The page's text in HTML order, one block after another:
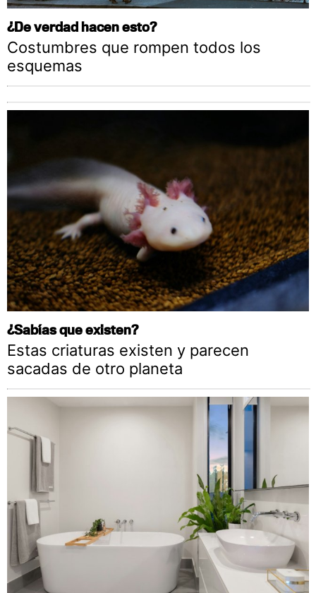
¿De verdad hacen esto?
Costumbres que rompen todos los
esquemas
¿Sabías que existen?
Estas criaturas existen y parecen
sacadas de otro planeta